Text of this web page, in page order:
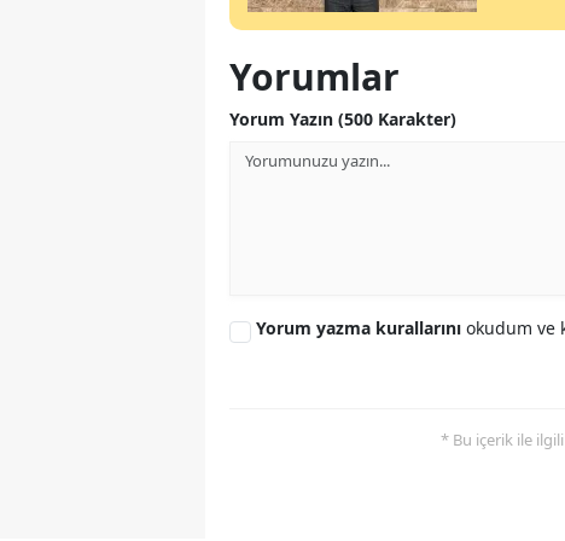
Yorumlar
Yorum Yazın (500 Karakter)
Yorum yazma kurallarını okudum ve
* Bu içerik ile